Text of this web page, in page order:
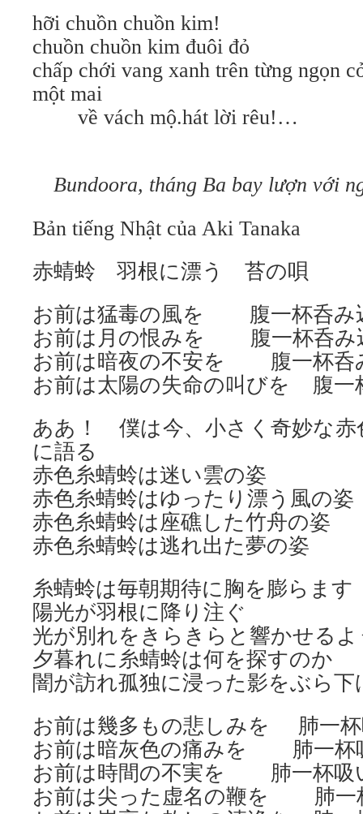
hỡi chuồn chuồn kim!
chuồn chuồn kim đuôi đỏ
chấp chới vang xanh trên từng ngọn
một mai
về vách mộ.hát lời rêu!…
Bundoora, tháng Ba bay lượn với
Bản tiếng Nhật của Aki Tanaka
赤蜻蛉 羽根に漂う 苔の唄
お前は猛毒の風を 腹一杯呑み
お前は月の恨みを 腹一杯呑み
お前は暗夜の不安を 腹一杯呑
お前は太陽の失命の叫びを 腹一
ああ！ 僕は今、小さく奇妙な赤
に語る
赤色糸蜻蛉は迷い雲の姿
赤色糸蜻蛉はゆったり漂う風の姿
赤色糸蜻蛉は座礁した竹舟の姿
赤色糸蜻蛉は逃れ出た夢の姿
糸蜻蛉は毎朝期待に胸を膨らます
陽光が羽根に降り注ぐ
光が別れをきらきらと響かせる
夕暮れに糸蜻蛉は何を探すのか
闇が訪れ孤独に浸った影をぶら下
お前は幾多もの悲しみを 肺一
お前は暗灰色の痛みを 肺一杯
お前は時間の不実を 肺一杯吸
お前は尖った虚名の鞭を 肺一